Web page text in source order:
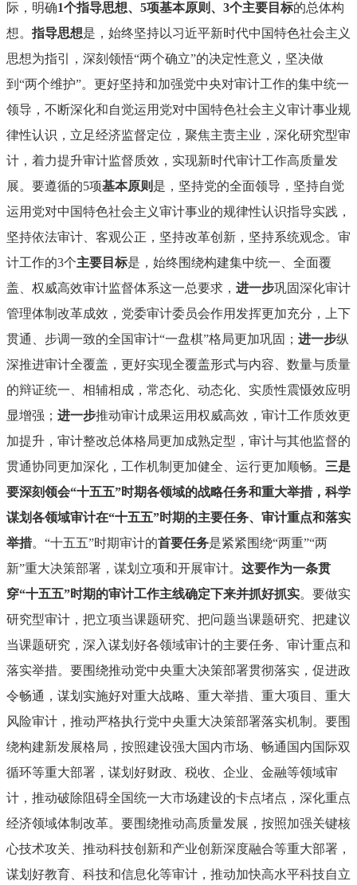
际，明确1个指导思想、5项基本原则、3个主要目标的总体构
想。 指导思想是，始终坚持以习近平新时代中国特色社会主义
思想为指引，深刻领悟“两个确立”的决定性意义，坚决做
到“两个维护”。更好坚持和加强党中央对审计工作的集中统一
领导，不断深化和自觉运用党对中国特色社会主义审计事业规
律性认识，立足经济监督定位，聚焦主责主业，深化研究型审
计，着力提升审计监督质效，实现新时代审计工作高质量发
展。要遵循的5项基本原则 是，坚持党的全面领导，坚持自觉
运用党对中国特色社会主义审计事业的规律性认识指导实践，
坚持依法审计、客观公正，坚持改革创新，坚持系统观念。审
计工作的3个主要目标是，始终围绕构建集中统一、全面覆
盖、权威高效审计监督体系这一总要求， 进一步巩固深化审计
管理体制改革成效，党委审计委员会作用发挥更加充分，上下
贯通、步调一致的全国审计“一盘棋”格局更加巩固； 进一步纵
深推进审计全覆盖，更好实现全覆盖形式与内容、数量与质量
的辩证统一、相辅相成，常态化、动态化、实质性震慑效应明
显增强； 进一步推动审计成果运用权威高效，审计工作质效更
加提升，审计整改总体格局更加成熟定型，审计与其他监督的
贯通协同更加深化，工作机制更加健全、运行更加顺畅。 三是
要深刻领会“十五五”时期各领域的战略任务和重大举措，科学
谋划各领域审计在“十五五”时期的主要任务、审计重点和落实
举措。“十五五”时期审计的首要任务是紧紧围绕“两重”“两
新”重大决策部署，谋划立项和开展审计。 这要作为一条贯
穿“十五五”时期的审计工作主线确定下来并抓好抓实。要做实
研究型审计，把立项当课题研究、把问题当课题研究、把建议
当课题研究，深入谋划好各领域审计的主要任务、审计重点和
落实举措。要围绕推动党中央重大决策部署贯彻落实，促进政
令畅通，谋划实施好对重大战略、重大举措、重大项目、重大
风险审计，推动严格执行党中央重大决策部署落实机制。要围
绕构建新发展格局，按照建设强大国内市场、畅通国内国际双
循环等重大部署，谋划好财政、税收、企业、金融等领域审
计，推动破除阻碍全国统一大市场建设的卡点堵点，深化重点
经济领域体制改革。要围绕推动高质量发展，按照加强关键核
心技术攻关、推动科技创新和产业创新深度融合等重大部署，
谋划好教育、科技和信息化等审计，推动加快高水平科技自立